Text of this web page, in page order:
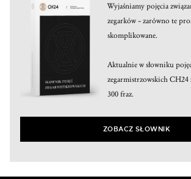
Wyjaśniamy pojęcia
zegarków – zarówno te
skomplikowane.
Aktualnie w słowniku
zegarmistrzowskich CH24
300 fraz.
ZOBACZ SŁOWNIK